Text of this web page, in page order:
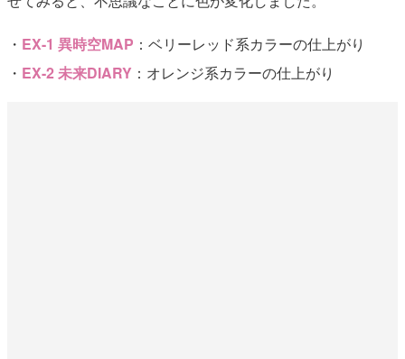
・ EX-1 異時空MAP ：ベリーレッド系カラーの仕上がり
・ EX-2 未来DIARY ：オレンジ系カラーの仕上がり